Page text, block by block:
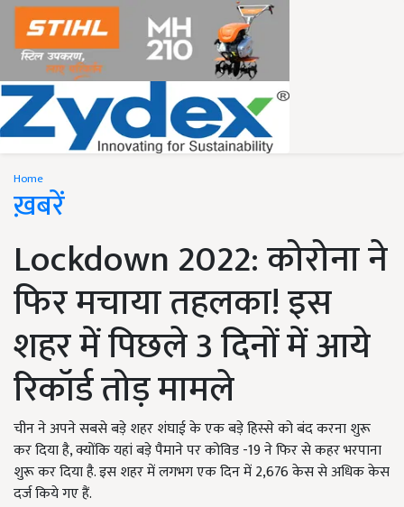
Home
ख़बरें
Lockdown 2022: कोरोना ने
फिर मचाया तहलका! इस
शहर में पिछले 3 दिनों में आये
रिकॉर्ड तोड़ मामले
चीन ने अपने सबसे बड़े शहर शंघाई के एक बड़े हिस्से को बंद करना शुरू
कर दिया है, क्योंकि यहां बड़े पैमाने पर कोविड -19 ने फिर से कहर भरपाना
शुरू कर दिया है. इस शहर में लगभग एक दिन में 2,676 केस से अधिक केस
दर्ज किये गए हैं.